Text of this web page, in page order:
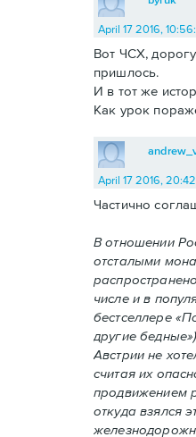
April 17 2016,
Вот ЧСХ,
пришлось.
И в тот же
Как урок
April 17 2016,
Частично
В отношении
отсталыми
числе и в
бестселлере
другие
Австрии не
считая их
продвижением
откуда взялся